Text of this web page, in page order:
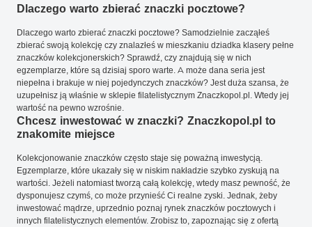
Dlaczego warto zbierać znaczki pocztowe?
Dlaczego warto zbierać znaczki pocztowe? Samodzielnie zacząłeś
zbierać swoją kolekcję czy znalazłeś w mieszkaniu dziadka klasery pełne
znaczków kolekcjonerskich? Sprawdź, czy znajdują się w nich
egzemplarze, które są dzisiaj sporo warte. A może dana seria jest
niepełna i brakuje w niej pojedynczych znaczków? Jest duża szansa, że
uzupełnisz ją właśnie w sklepie filatelistycznym Znaczkopol.pl. Wtedy jej
wartość na pewno wzrośnie.
Chcesz inwestować w znaczki? Znaczkopol.pl to
znakomite miejsce
Kolekcjonowanie znaczków często staje się poważną inwestycją.
Egzemplarze, które ukazały się w niskim nakładzie szybko zyskują na
wartości. Jeżeli natomiast tworzą całą kolekcję, wtedy masz pewność, że
dysponujesz czymś, co może przynieść Ci realne zyski. Jednak, żeby
inwestować mądrze, uprzednio poznaj rynek znaczków pocztowych i
innych filatelistycznych elementów. Zrobisz to, zapoznając się z ofertą